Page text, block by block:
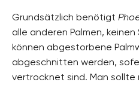
Grundsätzlich benötigt
alle anderen Palmen,
können abgestorbene
abgeschnitten werden,
vertrocknet sind. Man